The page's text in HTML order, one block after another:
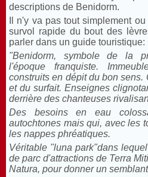
descriptions de Benidorm.
Il n'y va pas tout simplement
survol rapide du bout des
parler dans un guide touristique:
"Benidorm, symbole de la
l'époque franquiste.
construits en dépit du bon
et du surfait. Enseignes
derrière des chanteuses
Des besoins en eau
autochtones mais qui, avec les
les nappes phréatiques.
Véritable "luna park"dans
de parc d'attractions de Terra
Natura, pour donner un